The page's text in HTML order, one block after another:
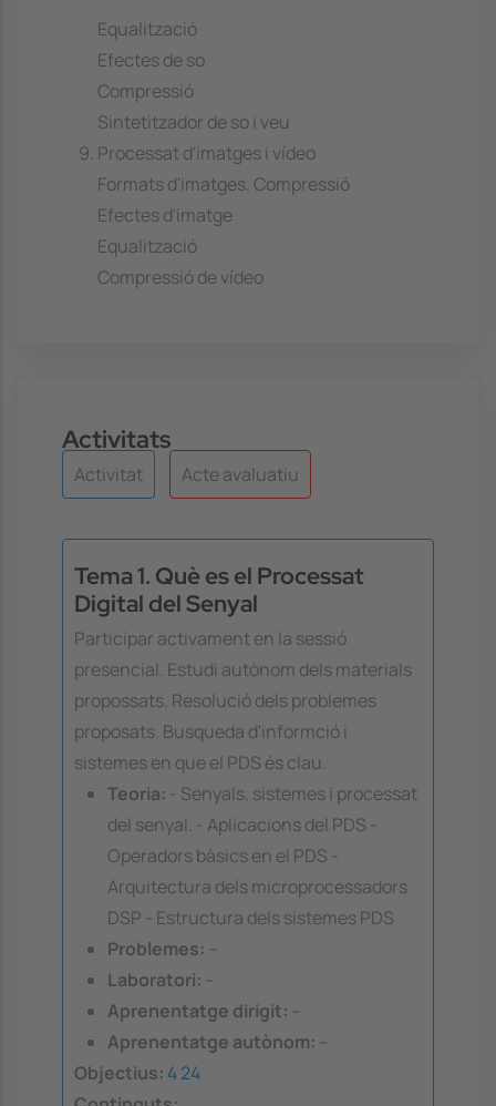
Equalització
Efectes de so
Compressió
Sintetitzador de so i veu
Processat d'imatges i vídeo
Formats d'imatges. Compressió
Efectes d'imatge
Equalització
Compressió de vídeo
Activitats
Activitat Acte avaluatiu
Tema 1. Què es el Processat
Digital del Senyal
Participar activament en la sessió
presencial. Estudi autònom dels materials
propossats. Resolució dels problemes
proposats. Busqueda d'informció i
sistemes en que el PDS és clau.
Teoria: - Senyals, sistemes i processat
del senyal. - Aplicacions del PDS -
Operadors bàsics en el PDS -
Arquitectura dels microprocessadors
DSP - Estructura dels sistemes PDS
Problemes:
Laboratori:
Aprenentatge dirigit:
Aprenentatge autònom:
Objectius: 424